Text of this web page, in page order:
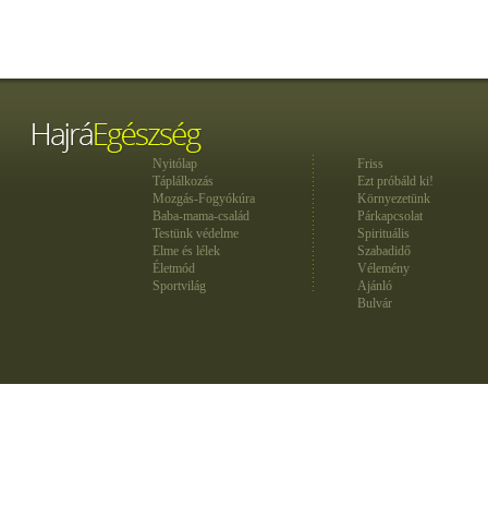
Nyitólap
Táplálkozás
Mozgás-Fogyókúra
Baba-mama-család
Testünk védelme
Elme és lélek
Életmód
Sportvilág
Friss
Ezt próbáld ki!
Környezetünk
Párkapcsolat
Spirituális
Szabadidő
Vélemény
Ajánló
Bulvár